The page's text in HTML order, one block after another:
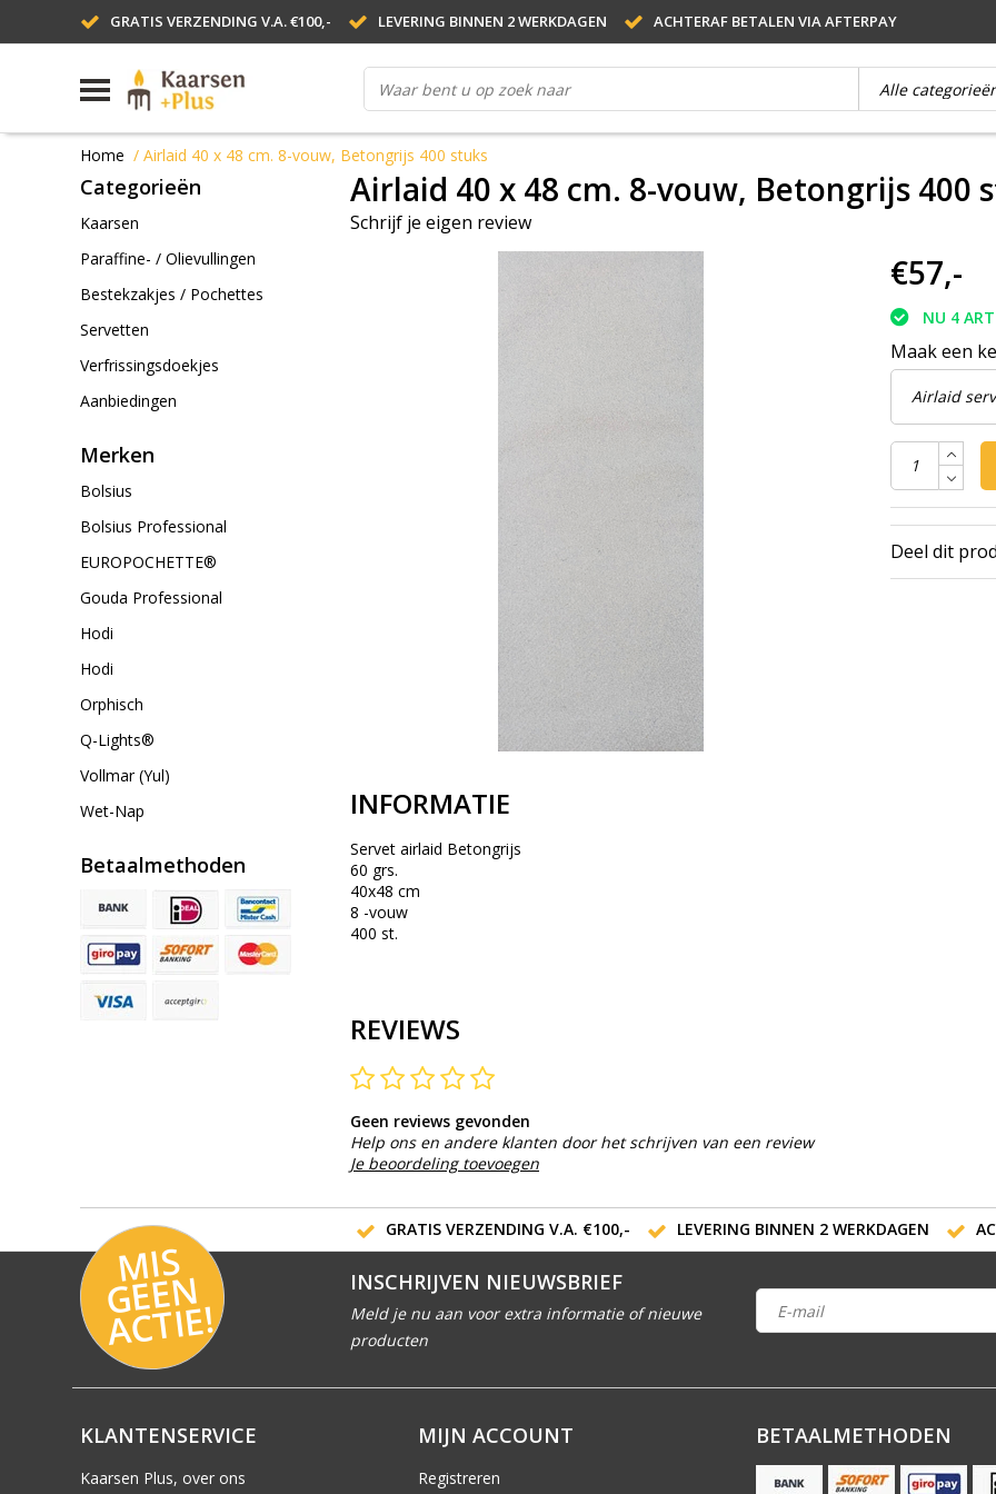
GRATIS VERZENDING V.A. €100,- LEVERING BINNEN 2 WERKDAGEN ACHTERAF BETALEN VIA AFTERPAY
Home / Airlaid 40 x 48 cm. 8-vouw, Betongrijs 400 stuks
Categorieën
Kaarsen
Paraffine- / Olievullingen
Bestekzakjes / Pochettes
Servetten
Verfrissingsdoekjes
Aanbiedingen
Merken
Bolsius
Bolsius Professional
EUROPOCHETTE®
Gouda Professional
Hodi
Hodi
Orphisch
Q-Lights®
Vollmar (Yul)
Wet-Nap
Betaalmethoden
Airlaid 40 x 48 cm. 8-vouw, Betongrijs 400
Schrijf je eigen review
€57,-
NU 4
Maak een
Deel dit
INFORMATIE
Servet airlaid Betongrijs
60 grs.
40x48 cm
8 -vouw
400 st.
REVIEWS
Geen reviews gevonden
Help ons en andere klanten door het schrijven van een review
Je beoordeling toevoegen
GRATIS VERZENDING V.A. €100,- LEVERING BINNEN 2 WERKDAGEN
MI
S
G
E
E
N
A
C
TI
E!
INSCHRIJVEN NIEUWSBRIEF
Meld je nu aan voor extra informatie of nieuwe
producten
KLANTENSERVICE
Kaarsen Plus, over ons
MIJN ACCOUNT
Registreren
BETAALMETHODEN